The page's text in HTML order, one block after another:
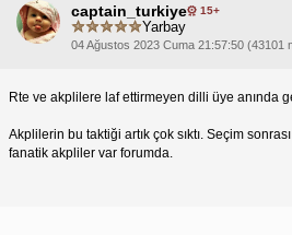
captain_turkiye 15+
Yarbay
04 Ağustos 2023 Cuma 21:57:50 (43101
Rte ve akplilere laf ettirmeyen dilli üye anında
Akplilerin bu taktiği artık çok sıktı. Seçim
fanatik akpliler var forumda.